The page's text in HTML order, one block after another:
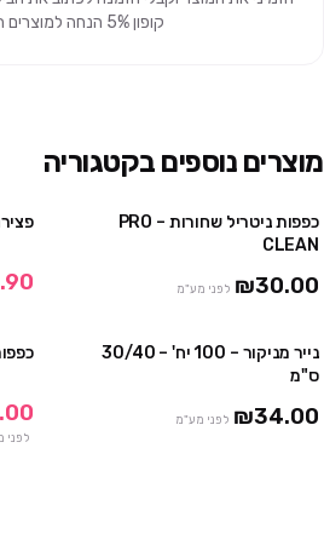
קופון 5% הנחה למוצרים הבאים 🎁
מוצרים נוספים בקטגוריה
כפפות ניטריל שחורות – PRO
CLEAN
₪30.00 לפני מע"מ
פצירה
נייר מניקור – 100 יח' – 30/40
ס"מ
₪34.00 לפני מע"מ
לפני